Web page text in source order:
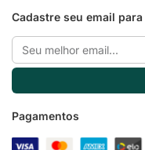
Cadastre seu email
Email
Pagamentos